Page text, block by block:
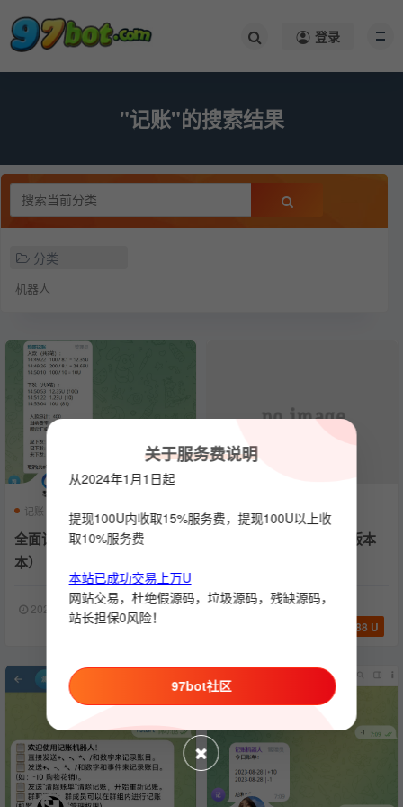
登录
"记账"的搜索结果
分类
机器人
记账 机器人 运营版本
全面记账机器人（可二开版
本）
2024-04-07 1277
288 U
记账 机器人 可运营
全面记账机器人（编译版本
2024-04-07 358
188 U
关于服务费说明
从2024年1月1日起
提现100U内收取15%服务费，提现100U以上收
取10%服务费
本站已成功交易上万U
网站交易，杜绝假源码，垃圾源码，残缺源码，
站长担保0风险！
97bot社区